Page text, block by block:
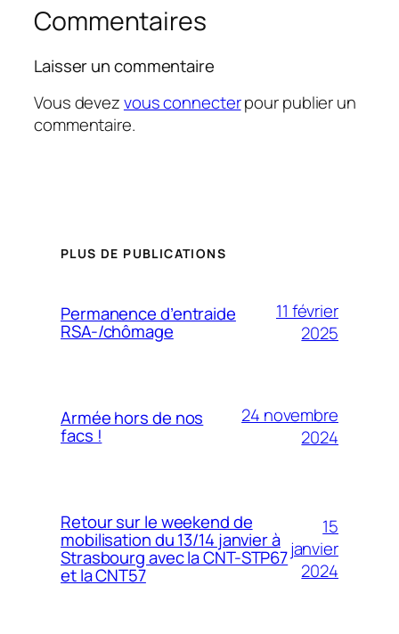
Commentaires
Laisser un commentaire
Vous devezvous connecterpour publier un
commentaire.
PLUS DE PUBLICATIONS
Permanence d’entraide
RSA-/chômage
11 février
2025
Armée hors de nos
facs !
24 novembre
2024
Retour sur le weekend de
mobilisation du 13/14 janvier à
Strasbourg avec la CNT-STP67
et la CNT57
15
janvier
2024